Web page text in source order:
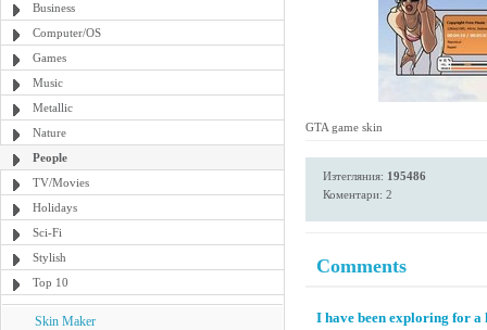
Business
Computer/OS
Games
Music
Metallic
Nature
People
TV/Movies
Holidays
Sci-Fi
Stylish
Top 10
Skin Maker
GTA game skin
Изтегляния: 195486
Коментари: 2
Comments
I have been exploring for